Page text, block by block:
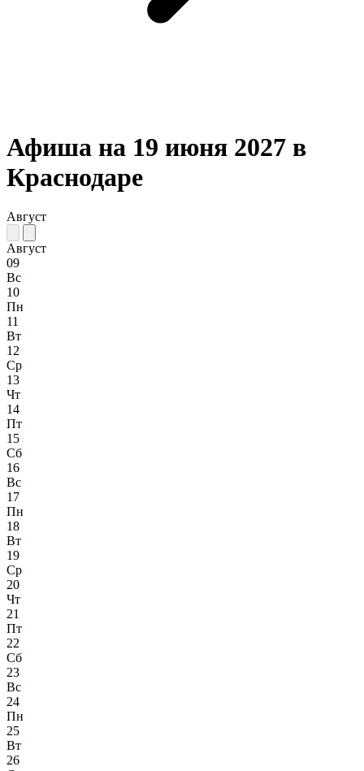
Афиша на 19 июня 2027 в
Краснодаре
Август
Август
09
Вс
10
Пн
11
Вт
12
Ср
13
Чт
14
Пт
15
Сб
16
Вс
17
Пн
18
Вт
19
Ср
20
Чт
21
Пт
22
Сб
23
Вс
24
Пн
25
Вт
26